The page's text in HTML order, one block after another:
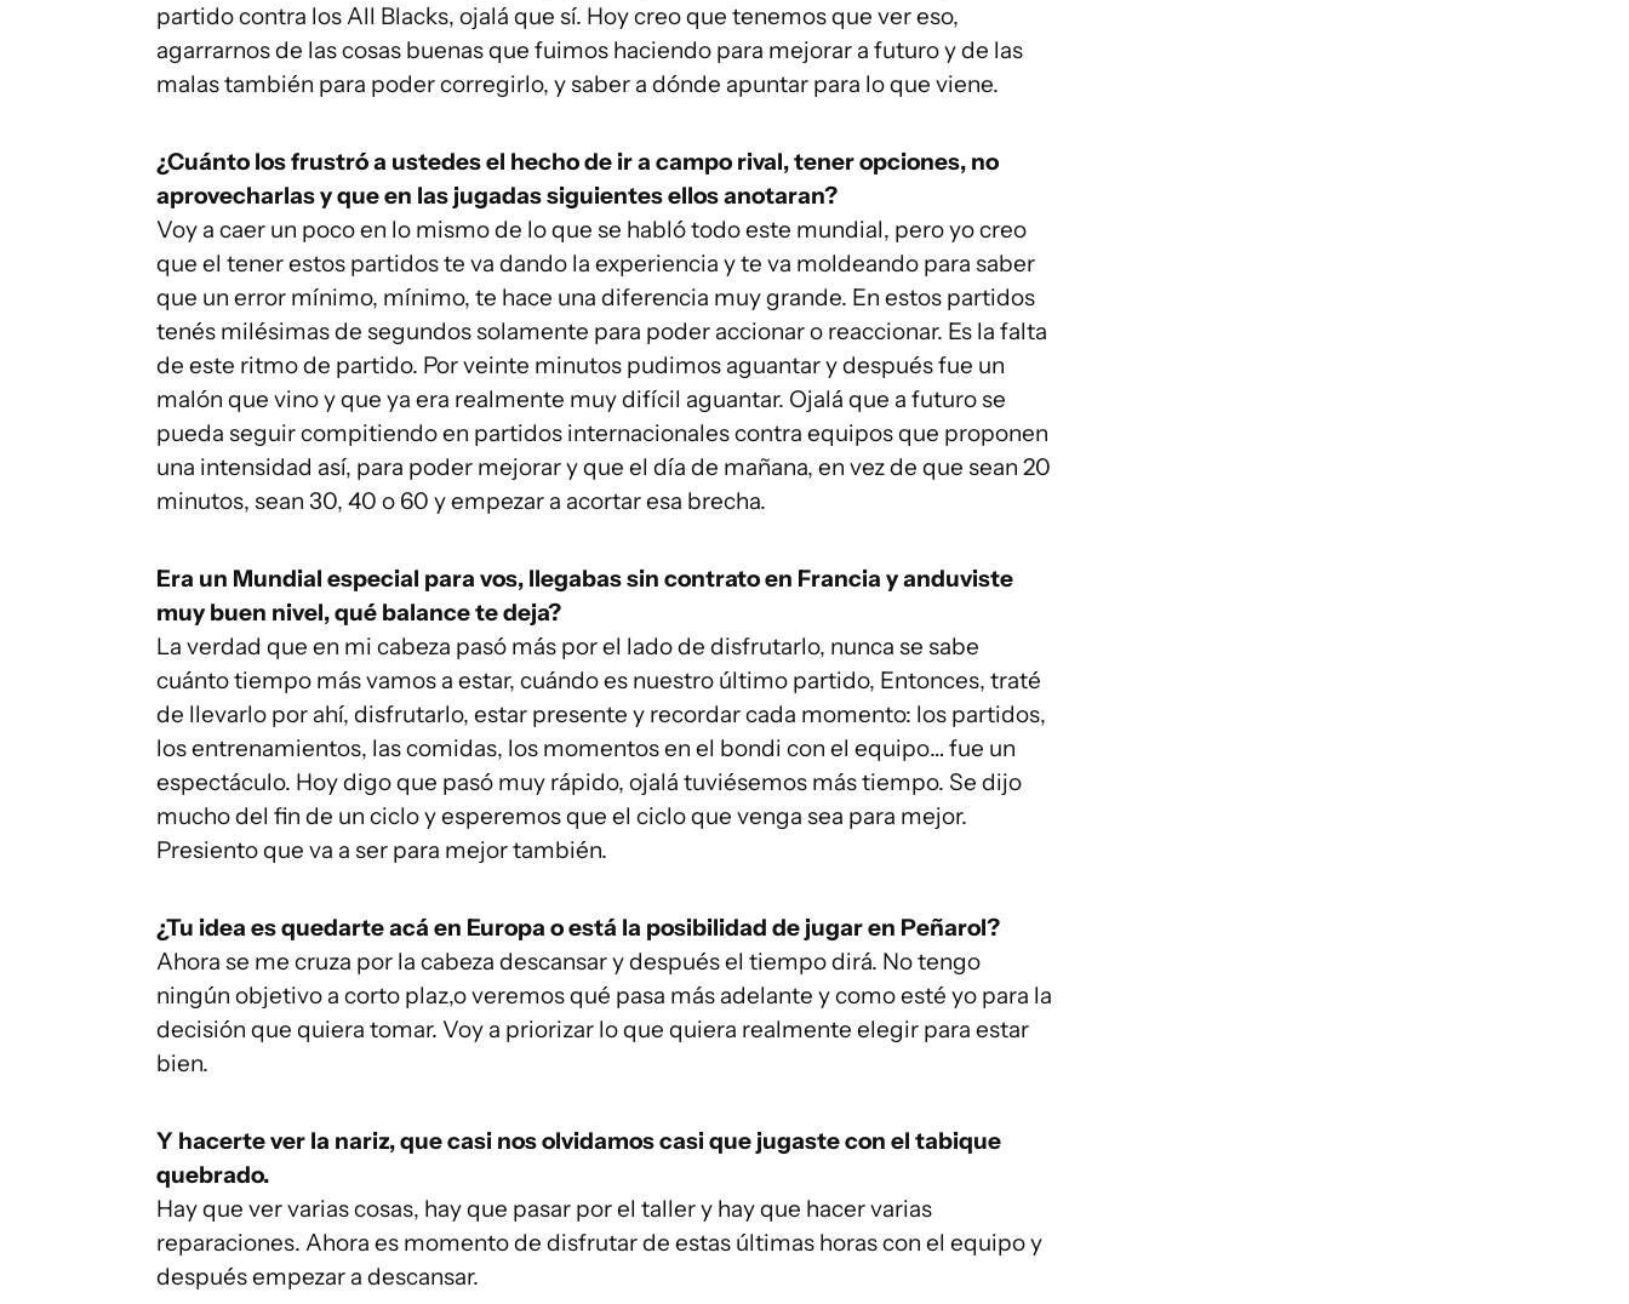
partido contra los All Blacks, ojalá que sí. Hoy creo que tenemos que ver eso,
agarrarnos de las cosas buenas que fuimos haciendo para mejorar a futuro y de las
malas también para poder corregirlo, y saber a dónde apuntar para lo que viene.
¿Cuánto los frustró a ustedes el hecho de ir a campo rival, tener opciones, no
aprovecharlas y que en las jugadas siguientes ellos anotaran?
Voy a caer un poco en lo mismo de lo que se habló todo este mundial, pero yo creo
que el tener estos partidos te va dando la experiencia y te va moldeando para saber
que un error mínimo, mínimo, te hace una diferencia muy grande. En estos partidos
tenés milésimas de segundos solamente para poder accionar o reaccionar. Es la falta
de este ritmo de partido. Por veinte minutos pudimos aguantar y después fue un
malón que vino y que ya era realmente muy difícil aguantar. Ojalá que a futuro se
pueda seguir compitiendo en partidos internacionales contra equipos que proponen
una intensidad así, para poder mejorar y que el día de mañana, en vez de que sean 20
minutos, sean 30, 40 o 60 y empezar a acortar esa brecha.
Era un Mundial especial para vos, llegabas sin contrato en Francia y anduviste
muy buen nivel, qué balance te deja?
La verdad que en mi cabeza pasó más por el lado de disfrutarlo, nunca se sabe
cuánto tiempo más vamos a estar, cuándo es nuestro último partido, Entonces, traté
de llevarlo por ahí, disfrutarlo, estar presente y recordar cada momento: los partidos,
los entrenamientos, las comidas, los momentos en el bondi con el equipo… fue un
espectáculo. Hoy digo que pasó muy rápido, ojalá tuviésemos más tiempo. Se dijo
mucho del fin de un ciclo y esperemos que el ciclo que venga sea para mejor.
Presiento que va a ser para mejor también.
¿Tu idea es quedarte acá en Europa o está la posibilidad de jugar en Peñarol?
Ahora se me cruza por la cabeza descansar y después el tiempo dirá. No tengo
ningún objetivo a corto plaz,o veremos qué pasa más adelante y como esté yo para la
decisión que quiera tomar. Voy a priorizar lo que quiera realmente elegir para estar
bien.
Y hacerte ver la nariz, que casi nos olvidamos casi que jugaste con el tabique
quebrado.
Hay que ver varias cosas, hay que pasar por el taller y hay que hacer varias
reparaciones. Ahora es momento de disfrutar de estas últimas horas con el equipo y
después empezar a descansar.